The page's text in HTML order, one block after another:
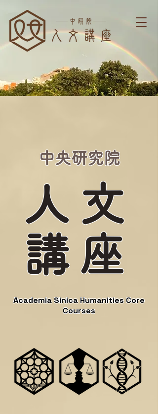
人文
講座
中央研究院
Academia Sinica Humanities Core
Courses